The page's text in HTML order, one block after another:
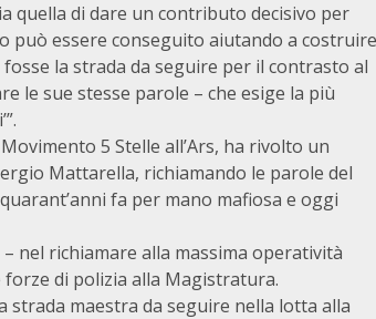
quella di dare un contributo decisivo per
può essere conseguito aiutando a costruire
la strada da seguire per il contrasto al
le sue stesse parole – che esige la più
5 Stelle all’Ars, ha rivolto un
Mattarella, richiamando le parole del
fa per mano mafiosa e oggi
nel richiamare alla massima operatività
di polizia alla Magistratura.
strada maestra da seguire nella lotta alla